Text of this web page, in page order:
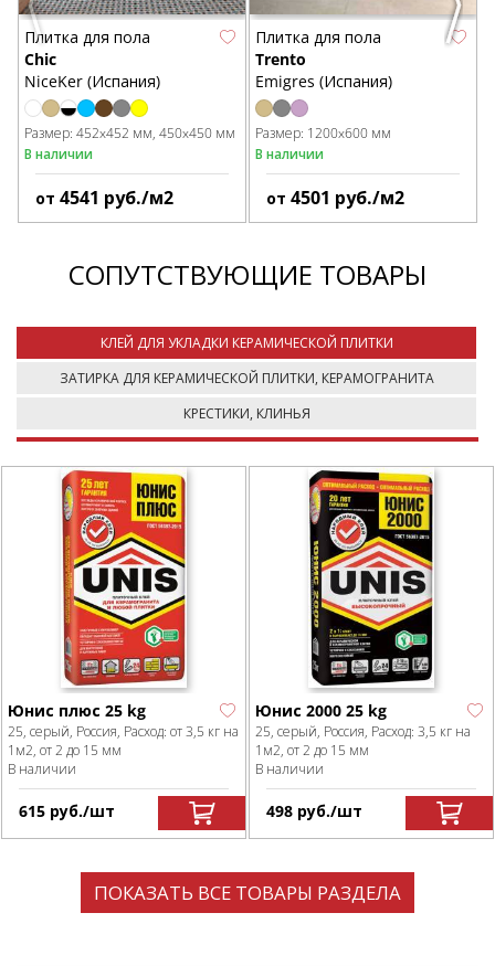
Previous
Плитка для пола
Chic
NiceKer (Испания)
Размер: 452x452 мм 450x450 мм
В наличии
от 4541 руб./м2
Плитка для пола
Trento
Emigres (Испания)
Размер: 1200x600 мм
В наличии
от 4501 руб./м2
Next
СОПУТСТВУЮЩИЕ ТОВАРЫ
КЛЕЙ ДЛЯ УКЛАДКИ КЕРАМИЧЕСКОЙ ПЛИТКИ
ЗАТИРКА ДЛЯ КЕРАМИЧЕСКОЙ ПЛИТКИ, КЕРАМОГРАНИТА
КРЕСТИКИ, КЛИНЬЯ
Юнис плюс 25 kg
25, серый, Россия, Расход: от 3,5 кг на
1м2, от 2 до 15 мм
В наличии
615 руб./шт
Юнис 2000 25 kg
25, серый, Россия, Расход: 3,5 кг на
1м2, от 2 до 15 мм
В наличии
498 руб./шт
ПОКАЗАТЬ ВСЕ ТОВАРЫ РАЗДЕЛА